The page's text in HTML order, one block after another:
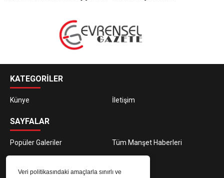
Veri politikasındaki amaçlarla sınırlı ve
KATEGORİLER
Künye İletişim
SAYFALAR
Popüler Galeriler Tüm Manşet Haberleri